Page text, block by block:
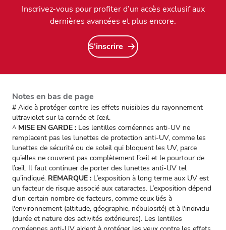
Inscrivez-vous pour profiter d’un accès exclusif aux
dernières avancées et plus encore.
S'inscrire
Notes en bas de page
# Aide à protéger contre les effets nuisibles du rayonnement
ultraviolet sur la cornée et l’œil.
^ MISE EN GARDE : Les lentilles cornéennes anti-UV ne
remplacent pas les lunettes de protection anti-UV, comme les
lunettes de sécurité ou de soleil qui bloquent les UV, parce
qu’elles ne couvrent pas complètement l’œil et le pourtour de
l’œil. Il faut continuer de porter des lunettes anti-UV tel
qu’indiqué. REMARQUE : L’exposition à long terme aux UV est
un facteur de risque associé aux cataractes. L’exposition dépend
d’un certain nombre de facteurs, comme ceux liés à
l'environnement (altitude, géographie, nébulosité) et à l'individu
(durée et nature des activités extérieures). Les lentilles